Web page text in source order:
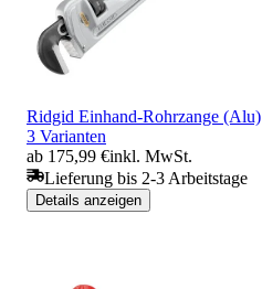
Ridgid Einhand-Rohrzange (Alu)
3 Varianten
ab 175,99 €inkl. MwSt.
Lieferung bis 2-3 Arbeitstage
Details anzeigen